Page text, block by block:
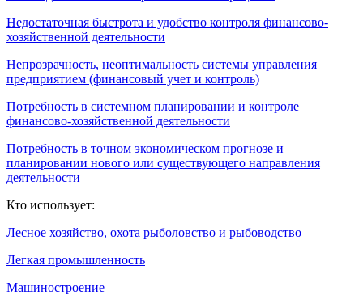
Недостаточная быстрота и удобство контроля финансово-
хозяйственной деятельности
Непрозрачность, неоптимальность системы управления
предприятием (финансовый учет и контроль)
Потребность в системном планировании и контроле
финансово-хозяйственной деятельности
Потребность в точном экономическом прогнозе и
планировании нового или существующего направления
деятельности
Кто использует:
Лесное хозяйство, охота рыболовство и рыбоводство
Легкая промышленность
Машиностроение